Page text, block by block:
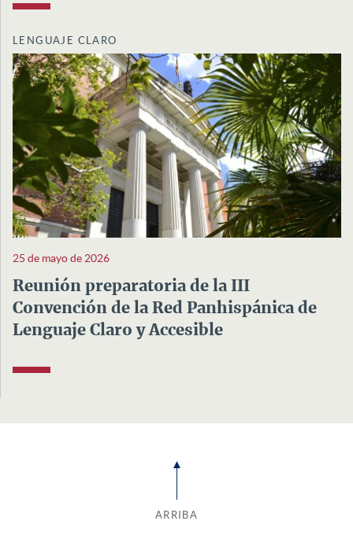
LENGUAJE CLARO
25 de mayo de 2026
Reunión preparatoria de la III
Convención de la Red Panhispánica de
Lenguaje Claro y Accesible
ARRIBA